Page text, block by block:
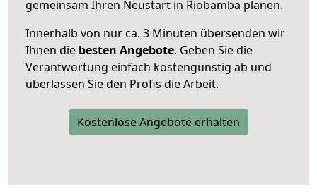
gemeinsam Ihren Neustart in Riobamba planen.
Innerhalb von nur ca. 3 Minuten übersenden wir
Ihnen die besten Angebote. Geben Sie die
Verantwortung einfach kostengünstig ab und
überlassen Sie den Profis die Arbeit.
Kostenlose Angebote erhalten